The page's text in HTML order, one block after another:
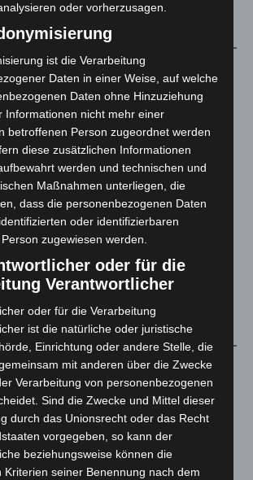
2.799
Ortsteile
oder vorherzusagen.
ist die Verarbeitung
Daten in einer Weise, auf welche
Daten ohne Hinzuziehung
Informationen nicht mehr einer
betroffenen Person zugeordnet werden
diese zusätzlichen Informationen
werden und technischen und
Maßnahmen unterliegen, die
dass die personenbezogenen Daten
oder identifizierbaren
zugewiesen werden.
oder für die
Verantwortlicher
oder für die Verarbeitung
ist die natürliche oder juristische
Einrichtung oder andere Stelle, die
mit anderen über die Zwecke
Verarbeitung von personenbezogenen
Sind die Zwecke und Mittel dieser
durch das Unionsrecht oder das Recht
vorgegeben, so kann der
beziehungsweise können die
Kriterien seiner Benennung nach dem